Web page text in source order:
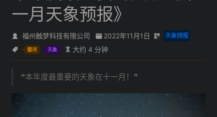
一月天象预报》
福州触梦科技有限公司 2022年11月1日 天象预报
银河 天象 大约 4 分钟
❝本年度最重要的天象在十一月！❞